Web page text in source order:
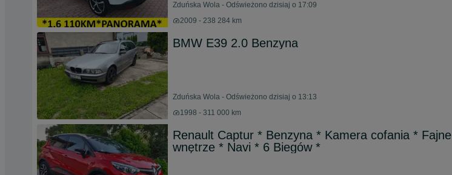
Zduńska Wola - Odświeżono dzisiaj o 17:09
2009 - 238 284 km
BMW E39 2.0 Benzyna
Zduńska Wola - Odświeżono dzisiaj o 13:13
1998 - 311 000 km
Renault Captur * Benzyna * Kamera cofania * Fajne
wnętrze * Navi * 6 Biegów *